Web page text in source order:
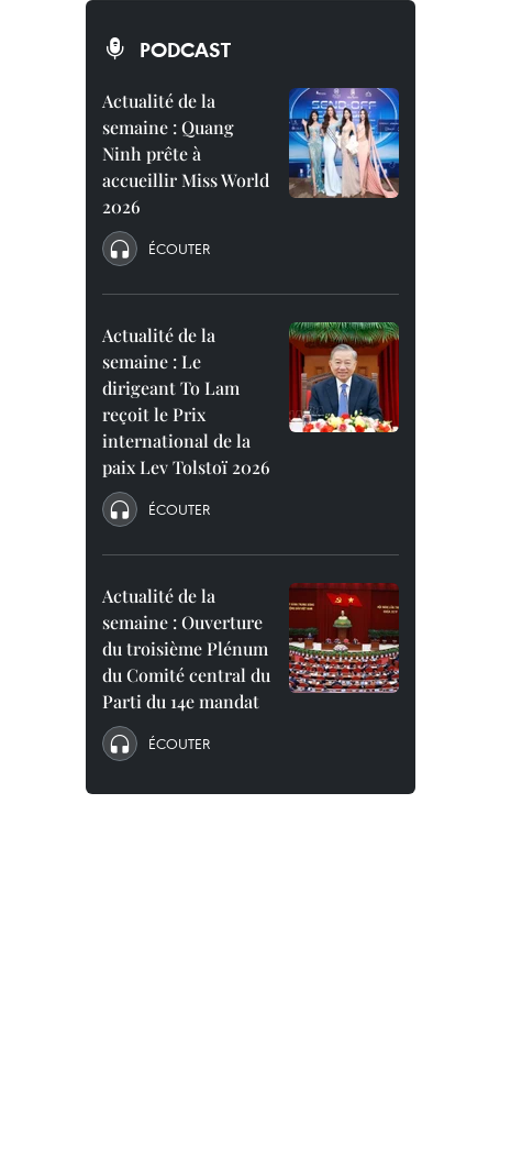
PODCAST
Actualité de la
semaine : Quang
Ninh prête à
accueillir Miss World
2026
ÉCOUTER
Actualité de la
semaine : Le
dirigeant To Lam
reçoit le Prix
international de la
paix Lev Tolstoï 2026
ÉCOUTER
Actualité de la
semaine : Ouverture
du troisième Plénum
du Comité central du
Parti du 14e mandat
ÉCOUTER